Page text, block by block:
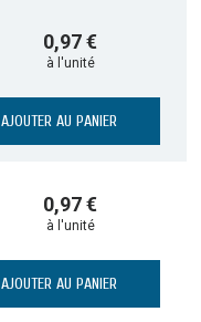
0,97 €
à l'unité
AJOUTER AU PANIER
0,97 €
à l'unité
AJOUTER AU PANIER